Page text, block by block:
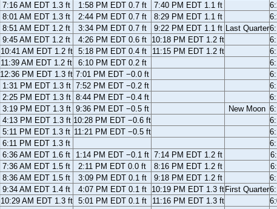
7:16 AM EDT 1.3 ft 1:58 PM EDT 0.7 ft 7:40 PM EDT 1.1 ft
8:01 AM EDT 1.3 ft 2:44 PM EDT 0.7 ft 8:29 PM EDT 1.1 ft
8:51 AM EDT 1.2 ft 3:34 PM EDT 0.7 ft 9:22 PM EDT 1.1 ft Last Quarter
9:45 AM EDT 1.2 ft 4:26 PM EDT 0.6 ft 10:18 PM EDT 1.2 ft
10:41 AM EDT 1.2 ft 5:18 PM EDT 0.4 ft 11:15 PM EDT 1.2 ft
11:39 AM EDT 1.2 ft 6:10 PM EDT 0.2 ft
12:36 PM EDT 1.3 ft 7:01 PM EDT −0.0 ft
1:31 PM EDT 1.3 ft 7:52 PM EDT −0.2 ft
2:25 PM EDT 1.3 ft 8:44 PM EDT −0.4 ft
3:19 PM EDT 1.3 ft 9:36 PM EDT −0.5 ft New Moon
4:13 PM EDT 1.3 ft 10:28 PM EDT −0.6 ft
5:11 PM EDT 1.3 ft 11:21 PM EDT −0.5 ft
6:11 PM EDT 1.3 ft
6:36 AM EDT 1.6 ft 1:14 PM EDT −0.1 ft 7:14 PM EDT 1.2 ft
7:36 AM EDT 1.5 ft 2:11 PM EDT 0.0 ft 8:16 PM EDT 1.2 ft
8:36 AM EDT 1.5 ft 3:09 PM EDT 0.1 ft 9:18 PM EDT 1.2 ft
9:34 AM EDT 1.4 ft 4:07 PM EDT 0.1 ft 10:19 PM EDT 1.3 ft First Quarter
10:29 AM EDT 1.3 ft 5:01 PM EDT 0.1 ft 11:16 PM EDT 1.3 ft